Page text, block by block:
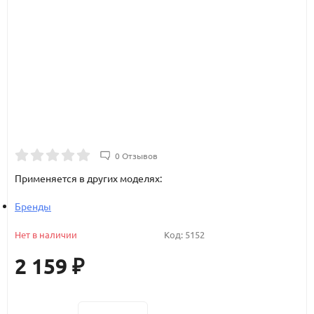
0 Отзывов
Применяется в других моделях:
Бренды
Нет в наличии Код: 5152
2 159 ₽